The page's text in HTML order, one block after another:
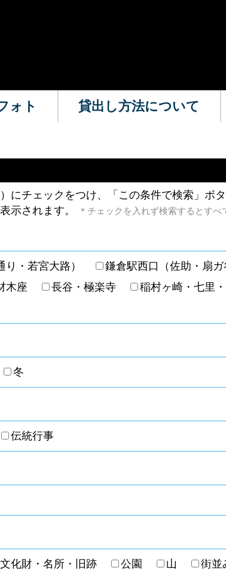
ォト 貸出し方法について
にチェックをつけ、「この条件で検索」ボ
示されます。
＊チェックを入れず検索するとすべ
り・若宮大路）
鎌倉駅西口（佐助・扇
木座
長谷・極楽寺
稲村ヶ崎・七里
冬
伝統行事
文化財・名所・旧跡 公園 山
街